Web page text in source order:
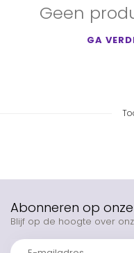
Geen
GA
Abonneren op
Blijf op de hoogte over